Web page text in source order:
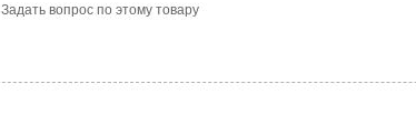
Задать вопрос по этому товару